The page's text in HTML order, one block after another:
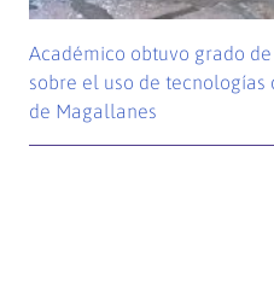
Académico obtuvo grado
sobre el uso de
de Magallanes